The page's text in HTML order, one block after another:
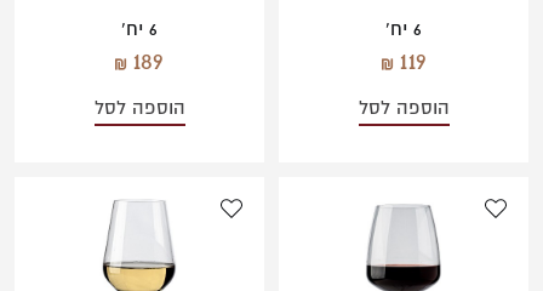
6 יח'
119
הוספה לסל
6 יח'
189
הוספה לסל